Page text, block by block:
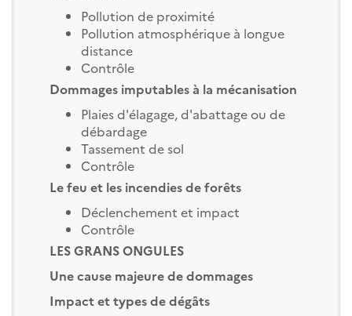
Pollution de proximité
Pollution atmosphérique à longue
distance
Contrôle
Dommages imputables à la mécanisation
Plaies d'élagage, d'abattage ou de
débardage
Tassement de sol
Contrôle
Le feu et les incendies de forêts
Déclenchement et impact
Contrôle
LES GRANS ONGULES
Une cause majeure de dommages
Impact et types de dégâts